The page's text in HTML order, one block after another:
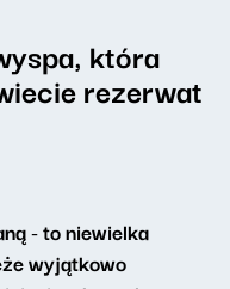
która
rezerwat
- to niewielka
wyjątkowo